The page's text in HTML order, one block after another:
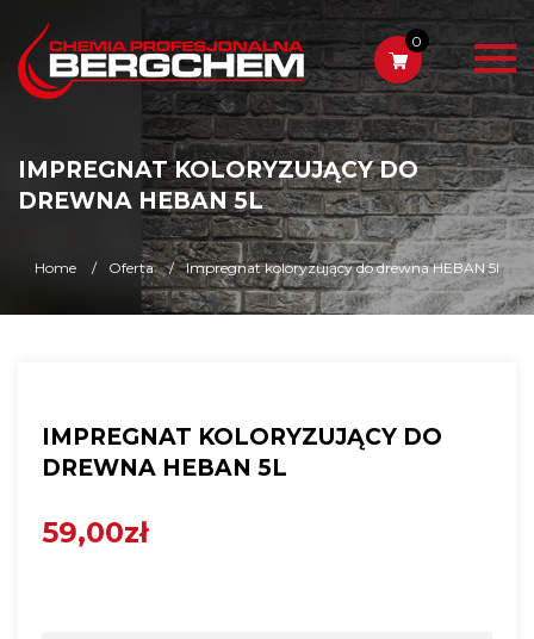
0
IMPREGNAT KOLORYZUJĄCY DO
DREWNA HEBAN 5L
Home Oferta Impregnat koloryzujący do drewna HEBAN 5l
IMPREGNAT KOLORYZUJĄCY DO
DREWNA HEBAN 5L
59,00zł